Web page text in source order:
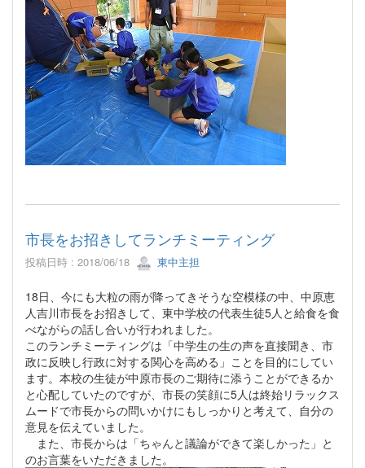
市長をお招きしてランチミーティング
投稿日時 : 2018/06/18 東中主担
18日、今にも大粒の雨が降ってきそうな空模様の中、中原恵
人吉川市長をお招きして、東中学校の代表生徒5人と給食を食
べながらの話し合いが行われました。
このランチミーティングは「中学生の生の声を直接聞き、市
政に反映し行政に対する関心を高める」ことを目的にしてい
ます。本校の生徒が中原市長のご期待に添うことができるか
と心配していたのですが、市長の笑顔に5人は終始リラックス
ムードで市長からの問いかけにもしっかりと考えて、自分の
意見を伝えていました。
また、市長からは「ちゃんと議論ができて楽しかった」と
のお言葉をいただきました。